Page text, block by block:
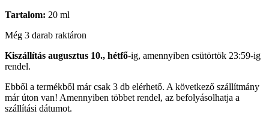
Tartalom: 20 ml
Még 3 darab raktáron
Kiszállítás augusztus 10., hétfő-ig, amennyiben csütörtök 23:59-ig
rendel.
Ebből a termékből már csak 3 db elérhető. A következő szállítmány
már úton van! Amennyiben többet rendel, az befolyásolhatja a
szállítási dátumot.